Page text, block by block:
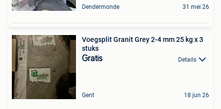
Dendermonde 31 mei 26
Voegsplit Granit Grey 2-4 mm 25 kg x 3
stuks
Gratis Details
Gent 18 jun 26